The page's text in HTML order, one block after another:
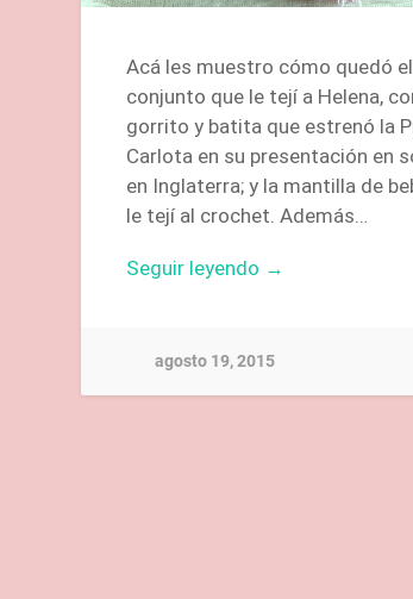
Acá les muestro cómo quedó el
conjunto que le tejí a Helena,
gorrito y batita que estrenó la
Carlota en su presentación en
en Inglaterra; y la mantilla de
le tejí al crochet. Además…
Seguir leyendo →
agosto 19, 2015